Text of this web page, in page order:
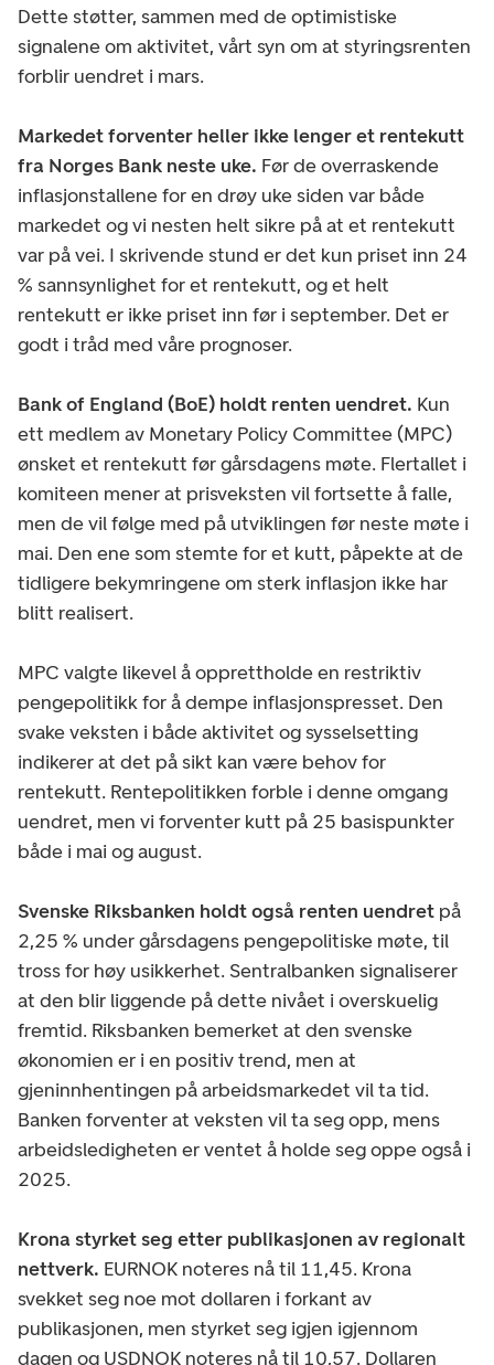
Dette støtter, sammen med de optimistiske
signalene om aktivitet, vårt syn om at styringsrenten
forblir uendret i mars.
Markedet forventer heller ikke lenger et rentekutt
fra Norges Bank neste uke. Før de overraskende
inflasjonstallene for en drøy uke siden var både
markedet og vi nesten helt sikre på at et rentekutt
var på vei. I skrivende stund er det kun priset inn 24
% sannsynlighet for et rentekutt, og et helt
rentekutt er ikke priset inn før i september. Det er
godt i tråd med våre prognoser.
Bank of England (BoE) holdt renten uendret. Kun
ett medlem av Monetary Policy Committee (MPC)
ønsket et rentekutt før gårsdagens møte. Flertallet i
komiteen mener at prisveksten vil fortsette å falle,
men de vil følge med på utviklingen før neste møte i
mai. Den ene som stemte for et kutt, påpekte at de
tidligere bekymringene om sterk inflasjon ikke har
blitt realisert.
MPC valgte likevel å opprettholde en restriktiv
pengepolitikk for å dempe inflasjonspresset. Den
svake veksten i både aktivitet og sysselsetting
indikerer at det på sikt kan være behov for
rentekutt. Rentepolitikken forble i denne omgang
uendret, men vi forventer kutt på 25 basispunkter
både i mai og august.
Svenske Riksbanken holdt også renten uendret på
2,25 % under gårsdagens pengepolitiske møte, til
tross for høy usikkerhet. Sentralbanken signaliserer
at den blir liggende på dette nivået i overskuelig
fremtid. Riksbanken bemerket at den svenske
økonomien er i en positiv trend, men at
gjeninnhentingen på arbeidsmarkedet vil ta tid.
Banken forventer at veksten vil ta seg opp, mens
arbeidsledigheten er ventet å holde seg oppe også i
2025.
Krona styrket seg etter publikasjonen av regionalt
nettverk. EURNOK noteres nå til 11,45. Krona
svekket seg noe mot dollaren i forkant av
publikasjonen, men styrket seg igjen igjennom
dagen og USDNOK noteres nå til 10,57. Dollaren